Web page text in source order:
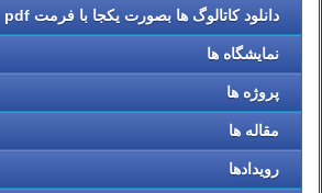
دانلود کاتالوگ ها بصورت یکجا با فرمت pdf
نمایشگاه ها
پروژه ها
مقاله ها
رویدادها